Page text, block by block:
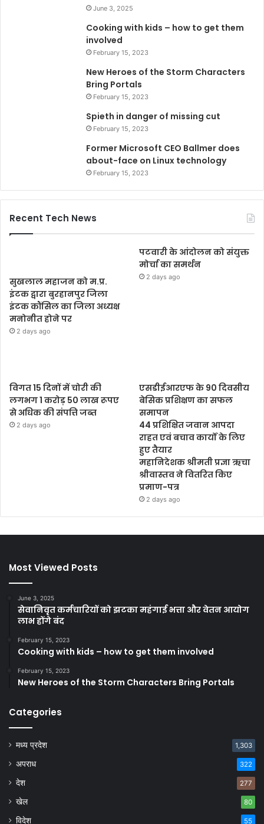
June 3, 2025
Cooking with kids – how to get them
involved
February 15, 2023
New Heroes of the Storm Characters
Bring Portals
February 15, 2023
Spieth in danger of missing cut
February 15, 2023
Former Microsoft CEO Ballmer does
about-face on Linux technology
February 15, 2023
Recent Tech News
सुखलाल महाजन को म.प्र.
इंटक द्वारा बुरहानपुर जिला
इंटक कौंसिल का जिला अध्यक्ष
मनोनीत होने पर
2 days ago
पटवारी के आंदोलन को संयुक्त
मोर्चा का समर्थन
2 days ago
विगत 15 दिनों में चोरी की
लगभग 1 करोड़ 50 लाख रूपए
से अधिक की संपत्ति जब्‍त
2 days ago
एसडीईआरएफ के 90 दिवसीय
बेसिक प्रशिक्षण का सफल
समापन
44 प्रशिक्षित जवान आपदा
राहत एवं बचाव कार्यों के लिए
हुए तैयार
महानिदेशक श्रीमती प्रज्ञा ऋचा
श्रीवास्तव ने वितरित किए
प्रमाण-पत्र
2 days ago
Most Viewed Posts
June 3, 2025
सेवानिवृत कर्मचारियों को झटका महंगाई भत्ता और वेतन आयोग
लाभ होंगे बंद
February 15, 2023
Cooking with kids – how to get them involved
February 15, 2023
New Heroes of the Storm Characters Bring Portals
Categories
मध्य प्रदेश 1,303
अपराध 322
देश 277
खेल 80
विदेश 55